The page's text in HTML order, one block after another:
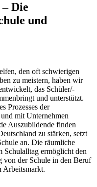
Die
und
den oft schwierigen
zu meistern, haben wir
das Schüler/-
und unterstützt.
Prozesses der
mit Unternehmen
Auszubildende finden
zu stärken, setzt
an. Die räumliche
Schulalltag ermöglicht den
von der Schule in den Beruf
Arbeitsmarkt.